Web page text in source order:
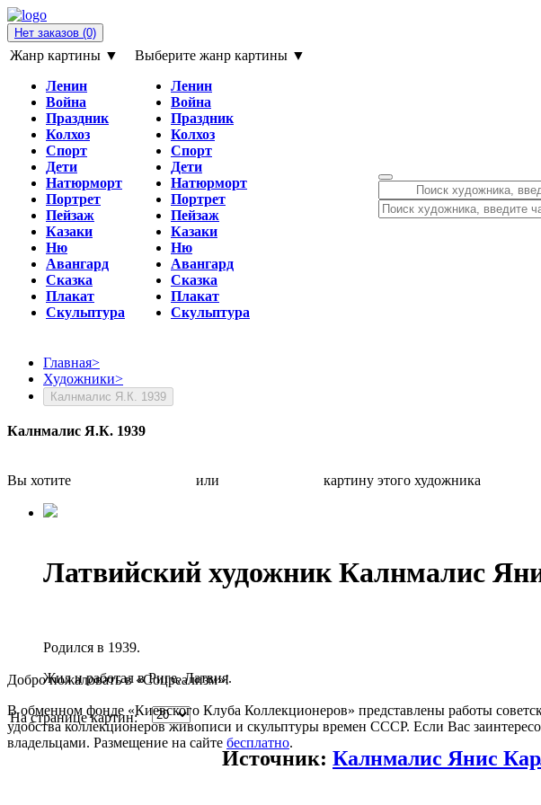
Нет заказов (0)
Жанр картины ▼
Ленин
Война
Праздник
Колхоз
Спорт
Дети
Натюрморт
Портрет
Пейзаж
Казаки
Ню
Авангард
Сказка
Плакат
Скульптура
Выберите жанр картины ▼
Ленин
Война
Праздник
Колхоз
Спорт
Дети
Натюрморт
Портрет
Пейзаж
Казаки
Ню
Авангард
Сказка
Плакат
Скульптура
Главная>
Художники>
Калнмалис Я.К. 1939
Калнмалис Я.К. 1939
Вы хотите или картину этого художника
Латвийский художник Калнмалис
Родился в 1939.
Жил и работал в Риге, Латвия.
На странице картин:
Источник:Калнмалис Янис
Добро пожаловать в «Соцреализм»!
В обменном фонде «Киевского Клуба Коллекционеров» представлены работы
удобства коллекционеров живописи и скульптуры времен СССР. Если Вас
владельцами. Размещение на сайте бесплатно.